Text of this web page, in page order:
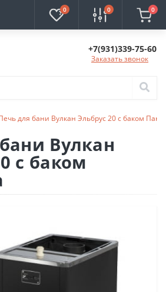
0 0 0
+7(931)339-75-60
Заказать звонок
для бани Вулкан Эльбрус 20 с баком
Вулкан
с баком